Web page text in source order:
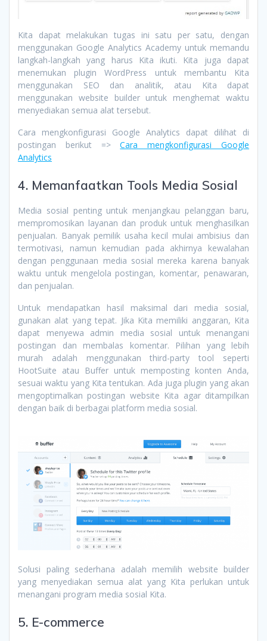
Kita dapat melakukan tugas ini satu per satu, dengan
menggunakan Google Analytics Academy untuk memandu
langkah-langkah yang harus Kita ikuti. Kita juga dapat
menemukan plugin WordPress untuk membantu Kita
menggunakan SEO dan analitik, atau Kita dapat
menggunakan website builder untuk menghemat waktu
menyediakan semua alat tersebut.
Cara mengkonfigurasi Google Analytics dapat dilihat di
postingan berikut =>Cara mengkonfigurasi Google
Analytics
4. Memanfaatkan Tools Media Sosial
Media sosial penting untuk menjangkau pelanggan baru,
mempromosikan layanan dan produk untuk menghasilkan
penjualan. Banyak pemilik usaha kecil mulai ambisius dan
termotivasi, namun kemudian pada akhirnya kewalahan
dengan penggunaan media sosial mereka karena banyak
waktu untuk mengelola postingan, komentar, penawaran,
dan penjualan.
Untuk mendapatkan hasil maksimal dari media sosial,
gunakan alat yang tepat. Jika Kita memiliki anggaran, Kita
dapat menyewa admin media sosial untuk menangani
postingan dan membalas komentar. Pilihan yang lebih
murah adalah menggunakan third-party tool seperti
HootSuite atau Buffer untuk memposting konten Anda,
sesuai waktu yang Kita tentukan. Ada juga plugin yang akan
mengoptimalkan postingan website Kita agar ditampilkan
dengan baik di berbagai platform media sosial.
Solusi paling sederhana adalah memilih website builder
yang menyediakan semua alat yang Kita perlukan untuk
menangani program media sosial Kita.
5. E-commerce